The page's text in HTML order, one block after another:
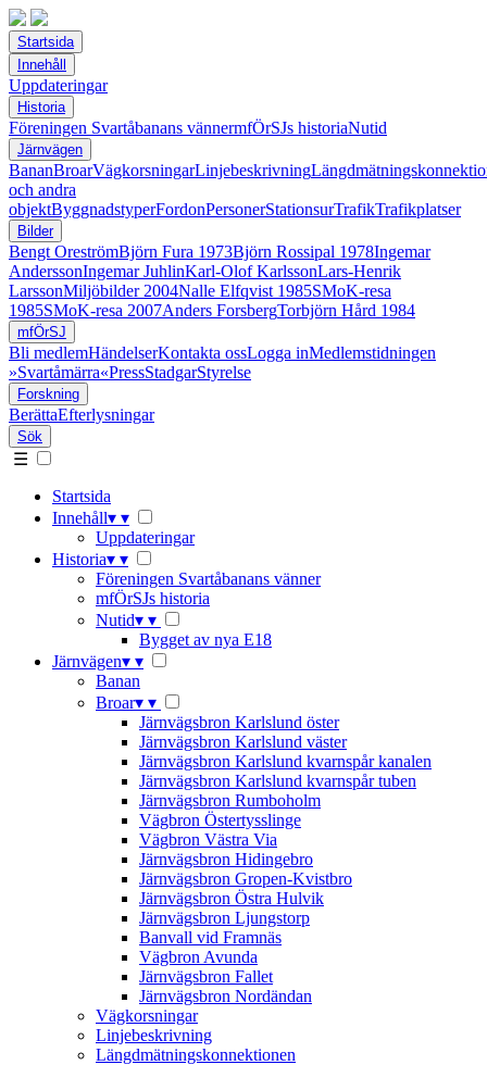
Startsida
Innehåll
Uppdateringar
Historia
Föreningen Svartåbanans vännermfÖrSJs historiaNutid
Järnvägen
BananBroarVägkorsningarLinjebeskrivning
och andra
objektByggnadstyperFordonPersonerStationsurTrafikTrafikplatser
Bilder
Bengt OreströmBjörn Fura 1973Björn Rossipal 1978Ingemar
AnderssonIngemar JuhlinKarl-Olof KarlssonLars-Henrik
LarssonMiljöbilder 2004Nalle Elfqvist 1985SMoK-resa
1985SMoK-resa 2007Anders ForsbergTorbjörn Hård 1984
mfÖrSJ
Bli medlemHändelserKontakta ossLogga inMedlemstidningen
»Svartåmärra«PressStadgarStyrelse
Forskning
BerättaEfterlysningar
Sök
☰
Startsida
Innehåll▾ ▾
Uppdateringar
Historia▾ ▾
Föreningen Svartåbanans vänner
mfÖrSJs historia
Nutid▾ ▾
Bygget av nya E18
Järnvägen▾ ▾
Banan
Broar▾ ▾
Järnvägsbron Karlslund öster
Järnvägsbron Karlslund väster
Järnvägsbron Karlslund kvarnspår kanalen
Järnvägsbron Karlslund kvarnspår tuben
Järnvägsbron Rumboholm
Vägbron Östertysslinge
Vägbron Västra Via
Järnvägsbron Hidingebro
Järnvägsbron Gropen-Kvistbro
Järnvägsbron Östra Hulvik
Järnvägsbron Ljungstorp
Banvall vid Framnäs
Vägbron Avunda
Järnvägsbron Fallet
Järnvägsbron Nordändan
Vägkorsningar
Linjebeskrivning
Längdmätningskonnektionen